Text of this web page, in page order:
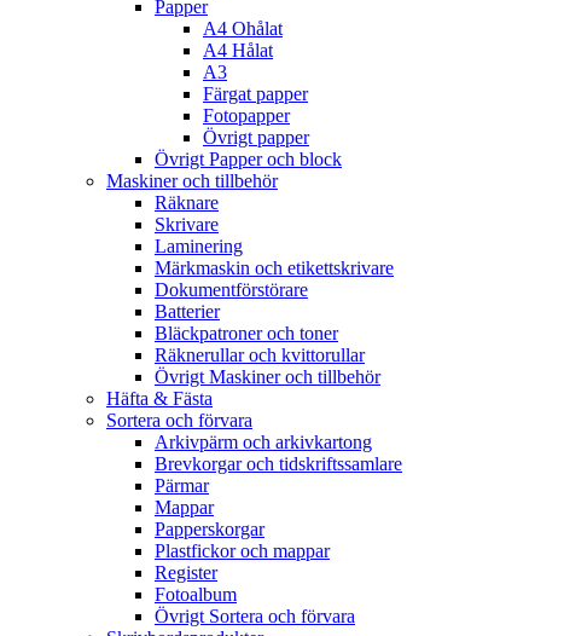
Papper
A4 Ohålat
A4 Hålat
A3
Färgat papper
Fotopapper
Övrigt papper
Övrigt Papper och block
Maskiner och tillbehör
Räknare
Skrivare
Laminering
Märkmaskin och etikettskrivare
Dokumentförstörare
Batterier
Bläckpatroner och toner
Räknerullar och kvittorullar
Övrigt Maskiner och tillbehör
Häfta & Fästa
Sortera och förvara
Arkivpärm och arkivkartong
Brevkorgar och tidskriftssamlare
Pärmar
Mappar
Papperskorgar
Plastfickor och mappar
Register
Fotoalbum
Övrigt Sortera och förvara